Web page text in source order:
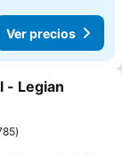
Ver precios
- Legian